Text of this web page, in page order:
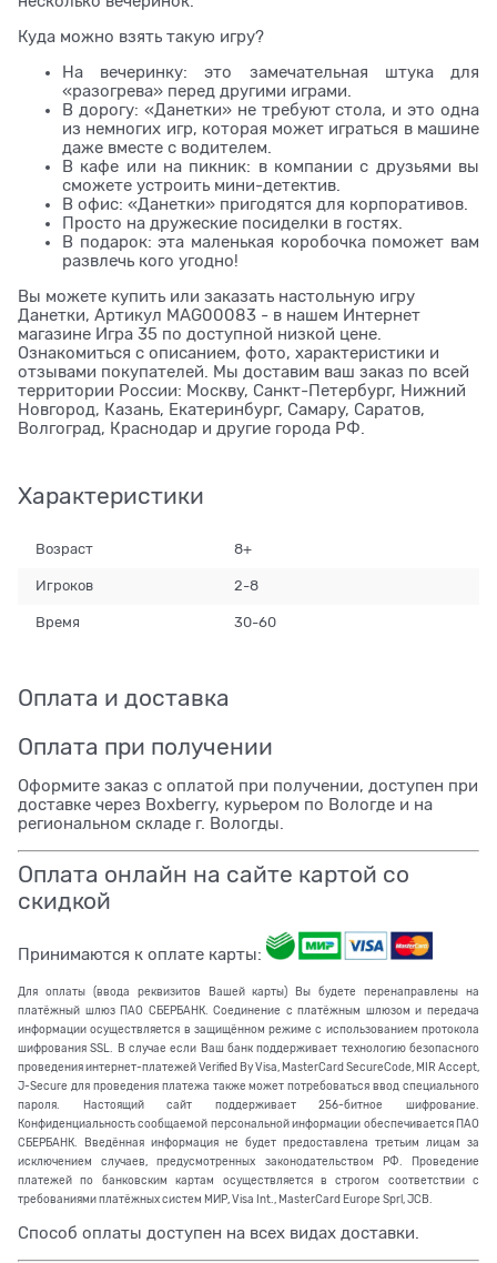
Куда можно взять такую игру?
На вечеринку: это замечательная штука для
«разогрева» перед другими играми.
В дорогу: «Данетки» не требуют стола, и это одна
из немногих игр, которая может играться в машине
даже вместе с водителем.
В кафе или на пикник: в компании с друзьями вы
сможете устроить мини-детектив.
В офис: «Данетки» пригодятся для корпоративов.
Просто на дружеские посиделки в гостях.
В подарок: эта маленькая коробочка поможет вам
развлечь кого угодно!
Вы можете купить или заказать настольную игру
Данетки, Артикул MAG00083 - в нашем Интернет
магазине Игра 35 по доступной низкой цене.
Ознакомиться с описанием, фото, характеристики и
отзывами покупателей. Мы доставим ваш заказ по всей
территории России: Москву, Санкт-Петербург, Нижний
Новгород, Казань, Екатеринбург, Самару, Саратов,
Волгоград, Краснодар и другие города РФ.
Характеристики
Возраст 8+
Игроков 2-8
Время 30-60
Оплата и доставка
Оплата при получении
Оформите заказ с оплатой при получении, доступен при
доставке через Boxberry, курьером по Вологде и на
региональном складе г. Вологды.
Оплата онлайн на сайте картой со
скидкой
Принимаются к оплате карты:
Для оплаты (ввода реквизитов Вашей карты) Вы будете перенаправлены на
платёжный шлюз ПАО СБЕРБАНК. Соединение с платёжным шлюзом и передача
информации осуществляется в защищённом режиме с использованием протокола
шифрования SSL. В случае если Ваш банк поддерживает технологию безопасного
проведения интернет-платежей Verified By Visa, MasterCard SecureCode, MIR Accept,
J-Secure для проведения платежа также может потребоваться ввод специального
пароля. Настоящий сайт поддерживает 256-битное шифрование.
Конфиденциальность сообщаемой персональной информации обеспечивается ПАО
СБЕРБАНК. Введённая информация не будет предоставлена третьим лицам за
исключением случаев, предусмотренных законодательством РФ. Проведение
платежей по банковским картам осуществляется в строгом соответствии с
требованиями платёжных систем МИР, Visa Int., MasterCard Europe Sprl, JCB.
Способ оплаты доступен на всех видах доставки.